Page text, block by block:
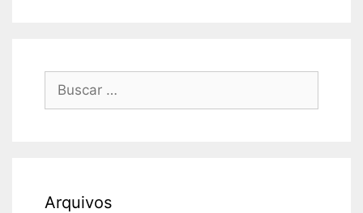
Arquivos